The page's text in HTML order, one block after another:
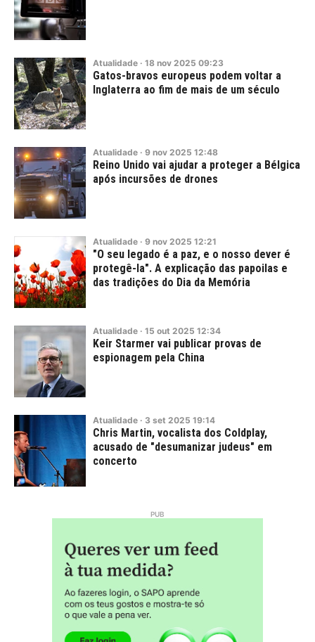
Atualidade · 18 nov 2025 09:23
Gatos-bravos europeus podem voltar a
Inglaterra ao fim de mais de um século
Atualidade · 9 nov 2025 12:48
Reino Unido vai ajudar a proteger a Bélgica
após incursões de drones
Atualidade · 9 nov 2025 12:21
"O seu legado é a paz, e o nosso dever é
protegê-la". A explicação das papoilas e
das tradições do Dia da Memória
Atualidade · 15 out 2025 12:34
Keir Starmer vai publicar provas de
espionagem pela China
Atualidade · 3 set 2025 19:14
Chris Martin, vocalista dos Coldplay,
acusado de "desumanizar judeus" em
concerto